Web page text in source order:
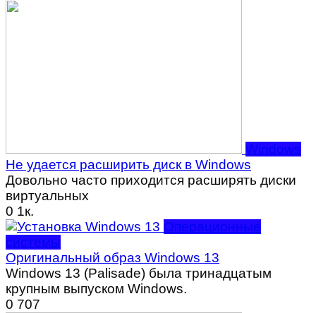
Windows
Не удается расширить диск в Windows
Довольно часто приходится расширять диски
виртуальных
0 1к.
Операционные
системы
Оригинальный образ Windows 13
Windows 13 (Palisade) была тринадцатым
крупным выпуском Windows.
0 707